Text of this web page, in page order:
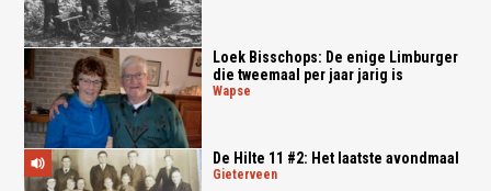
Loek Bisschops: De enige Limburger
die tweemaal per jaar jarig is
wapse
De Hilte 11 #2: Het laatste avondmaal
gieterveen